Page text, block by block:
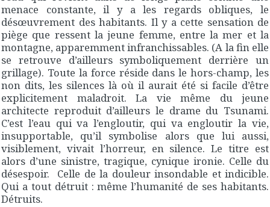
menace constante, il y a les regards obliques, le
désœuvrement des habitants. Il y a cette sensation de
piège que ressent la jeune femme, entre la mer et la
montagne, apparemment infranchissables. (A la fin elle
se retrouve d’ailleurs symboliquement derrière un
grillage). Toute la force réside dans le hors-champ, les
non dits, les silences là où il aurait été si facile d’être
explicitement maladroit. La vie même du jeune
architecte reproduit d’ailleurs le drame du Tsunami.
C’est l’eau qui va l’engloutir, qui va engloutir la vie,
insupportable, qu’il symbolise alors que lui aussi,
visiblement, vivait l’horreur, en silence. Le titre est
alors d’une sinistre, tragique, cynique ironie. Celle du
désespoir. Celle de la douleur insondable et indicible.
Qui a tout détruit : même l’humanité de ses habitants.
Détruits.